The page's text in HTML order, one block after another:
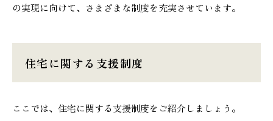
の実現に向けて、さまざまな制度を充実させています。
住宅に関する支援制度
ここでは、住宅に関する支援制度をご紹介しましょう。